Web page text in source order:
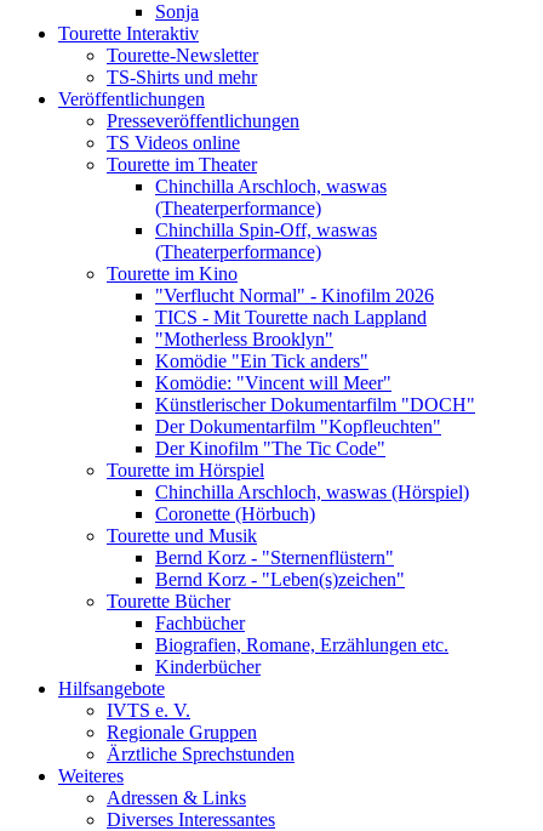
Sonja
Tourette Interaktiv
Tourette-Newsletter
TS-Shirts und mehr
Veröffentlichungen
Presseveröffentlichungen
TS Videos online
Tourette im Theater
Chinchilla Arschloch, waswas
(Theaterperformance)
Chinchilla Spin-Off, waswas
(Theaterperformance)
Tourette im Kino
"Verflucht Normal" - Kinofilm 2026
TICS - Mit Tourette nach Lappland
"Motherless Brooklyn"
Komödie "Ein Tick anders"
Komödie: "Vincent will Meer"
Künstlerischer Dokumentarfilm "DOCH"
Der Dokumentarfilm "Kopfleuchten"
Der Kinofilm "The Tic Code"
Tourette im Hörspiel
Chinchilla Arschloch, waswas (Hörspiel)
Coronette (Hörbuch)
Tourette und Musik
Bernd Korz - "Sternenflüstern"
Bernd Korz - "Leben(s)zeichen"
Tourette Bücher
Fachbücher
Biografien, Romane, Erzählungen etc.
Kinderbücher
Hilfsangebote
IVTS e. V.
Regionale Gruppen
Ärztliche Sprechstunden
Weiteres
Adressen & Links
Diverses Interessantes